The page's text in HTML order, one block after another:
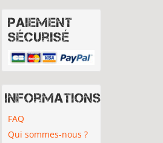
Paiement
sécurisé
Informations
FAQ
Qui sommes-nous ?